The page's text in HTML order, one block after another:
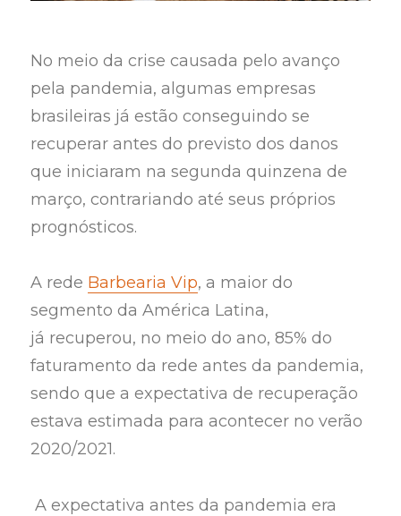
No meio da crise causada pelo avanço
pela pandemia, algumas empresas
brasileiras já estão conseguindo se
recuperar antes do previsto dos danos
que iniciaram na segunda quinzena de
março, contrariando até seus próprios
prognósticos.
A rede Barbearia Vip, a maior do
segmento da América Latina,
já recuperou, no meio do ano, 85% do
faturamento da rede antes da pandemia,
sendo que a expectativa de recuperação
estava estimada para acontecer no verão
2020/2021.
A expectativa antes da pandemia era